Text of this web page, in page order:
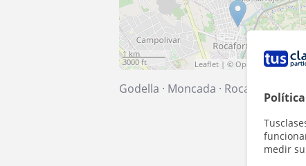
medir
1 km
3000 ft
Leaflet | ©OpenStreetMap
Godella · Moncada · Rocafort